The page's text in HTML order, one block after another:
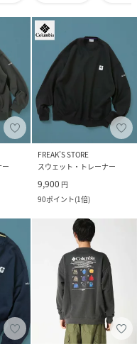
FREAK’S STORE
スウェット・トレーナー
9,900 円
90ポイント(1倍)